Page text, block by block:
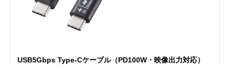
USB5Gbps Type-Cケーブル（PD100W・映像出力対応）